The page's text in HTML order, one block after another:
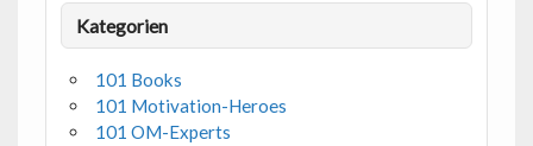
Kategorien
101 Books
101 Motivation-Heroes
101 OM-Experts